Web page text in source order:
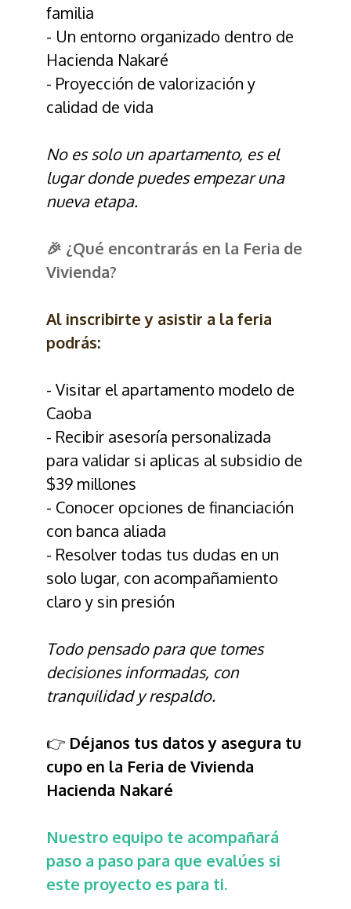
familia
- Un entorno organizado dentro de
Hacienda Nakaré
- Proyección de valorización y
calidad de vida
No es solo un apartamento, es el
lugar donde puedes empezar una
nueva etapa.
🎉 ¿Qué encontrarás en la Feria de
Vivienda?
Al inscribirte y asistir a la feria
podrás:
- Visitar el apartamento modelo de
Caoba
- Recibir asesoría personalizada
para validar si aplicas al subsidio de
$39 millones
- Conocer opciones de financiación
con banca aliada
- Resolver todas tus dudas en un
solo lugar, con acompañamiento
claro y sin presión
Todo pensado para que tomes
decisiones informadas, con
tranquilidad y respaldo.
👉 Déjanos tus datos y asegura tu
cupo en la Feria de Vivienda
Hacienda Nakaré
Nuestro equipo te acompañará
paso a paso para que evalúes si
este proyecto es para ti.